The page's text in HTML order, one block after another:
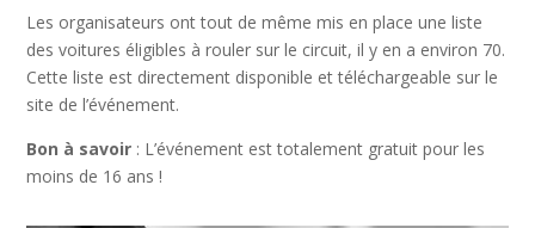
Les organisateurs ont tout de même mis en place une liste
des voitures éligibles à rouler sur le circuit, il y en a environ 70.
Cette liste est directement disponible et téléchargeable sur le
site de l’événement.
Bon à savoir : L’événement est totalement gratuit pour les
moins de 16 ans !